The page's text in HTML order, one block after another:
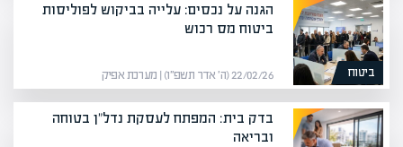
ביטוח
הגנה על נכסים: עלייה בביקוש לפוליסות
ביטוח מס רכוש
22/02/26 (ה׳ אדר תשפ״ו) | מערכת אפיק
בדק בית: המפתח לעסקת נדל"ן בטוחה
ובריאה